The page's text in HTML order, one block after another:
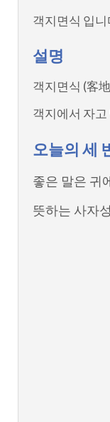
객지면식 입니
설명
객지면식 (客
객지에서 자
오늘의 세
좋은 말은 귀
뜻하는 사자